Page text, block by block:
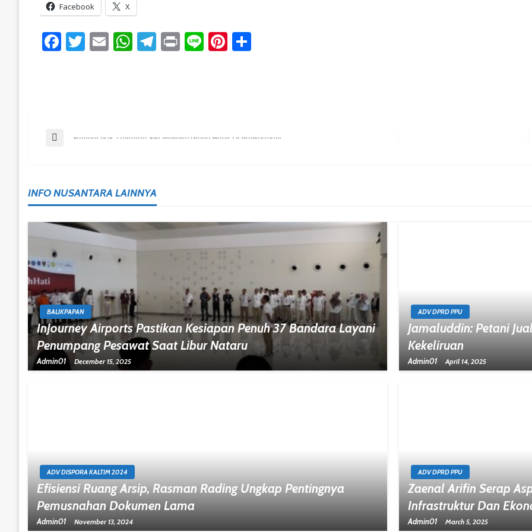
Facebook X
Facebook
Twitter
EmailWhatsApp
Telegram
PrintLinePinterest
Post
Previous Post Sambut IKN, Layanan SNI Bluebird Group Hadir Di Balikpapan!
INFO NUSANTARA LAINNYA
BALIKPAPAN
InJourney Airports Pastikan Kesiapan Penuh 37 Bandara Layani
Penumpang Pesawat Saat Libur Nataru
Admin01 December 15, 2025
ADV DPRD PPU
Jamaluddin: Petani
Kekeliruan
Admin01 April 14, 2025
ADV DISPORA KALTIM 2024
Efisiensi Ruang Arsip, Rasman Rading Ungkap Pentingnya
Pemusnahan Dokumen Lama
Admin01 November 13, 2024
ADV DPRD PPU
Zaenal Arifin Serap
Infrastruktur Dan
Admin01 March 5, 2025